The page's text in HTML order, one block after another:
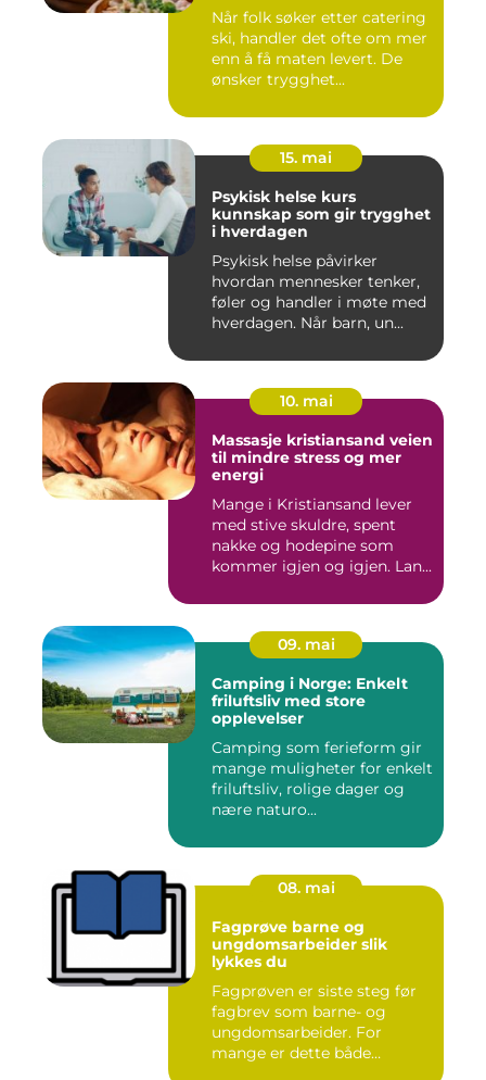
Når folk søker etter catering
ski, handler det ofte om mer
enn å få maten levert. De
ønsker trygghet...
15. mai
Psykisk helse kurs
kunnskap som gir trygghet
i hverdagen
Psykisk helse påvirker
hvordan mennesker tenker,
føler og handler i møte med
hverdagen. Når barn, un...
10. mai
Massasje kristiansand veien
til mindre stress og mer
energi
Mange i Kristiansand lever
med stive skuldre, spent
nakke og hodepine som
kommer igjen og igjen. Lan...
09. mai
Camping i Norge: Enkelt
friluftsliv med store
opplevelser
Camping som ferieform gir
mange muligheter for enkelt
friluftsliv, rolige dager og
nære naturo...
08. mai
Fagprøve barne og
ungdomsarbeider slik
lykkes du
Fagprøven er siste steg før
fagbrev som barne- og
ungdomsarbeider. For
mange er dette både